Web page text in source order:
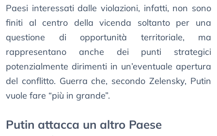
Paesi interessati dalle violazioni, infatti, non sono
finiti al centro della vicenda soltanto per una
questione di opportunità territoriale, ma
rappresentano anche dei punti strategici
potenzialmente dirimenti in un’eventuale apertura
del conflitto. Guerra che, secondo Zelensky, Putin
vuole fare “più in grande”.
Putin attacca un altro Paese